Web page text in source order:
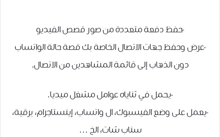
-حفظ دفعة متعددة من صور قصص الفيديو
-عرض وحفظ جهات الاتصال الخاصة بك قصة حالة الواتساب
دون الذهاب إلى قائمة المشاهدين من الاتصال.
-يحمل في ثناياه عوامل مشغل ميديا.
-يعمل على وضع الفيسبوك، ال واتساب، إينستاجرام، برقية،
سناب شات، الخ …